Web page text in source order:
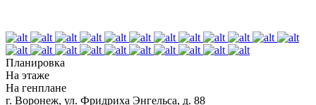
Планировка
На этаже
На генплане
г. Воронеж, ул. Фридриха Энгельса, д. 88